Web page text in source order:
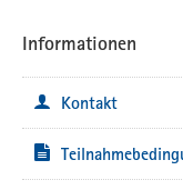
Informationen
Kontakt